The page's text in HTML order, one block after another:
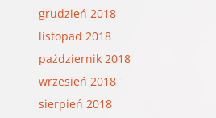
grudzień 2018
listopad 2018
październik 2018
wrzesień 2018
sierpień 2018